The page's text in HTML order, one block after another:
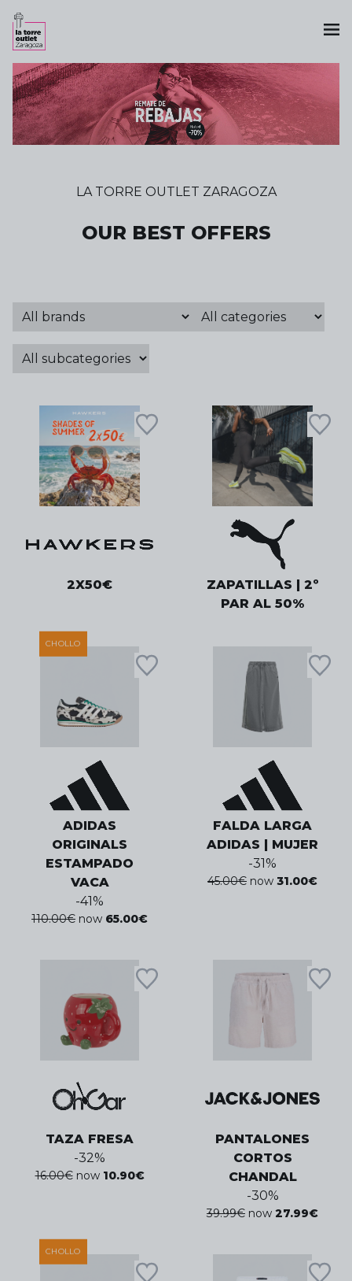
LA TORRE OUTLET ZARAGOZA
OUR BEST OFFERS
2X50€
ZAPATILLAS | 2º
PAR AL 50%
CHOLLO
ADIDAS
ORIGINALS
ESTAMPADO
VACA
-41%
110.00€ now 65.00€
FALDA LARGA
ADIDAS | MUJER
-31%
45.00€ now 31.00€
TAZA FRESA
-32%
16.00€ now 10.90€
PANTALONES
CORTOS
CHANDAL
-30%
39.99€ now 27.99€
CHOLLO